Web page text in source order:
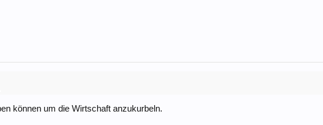
können um die Wirtschaft anzukurbeln.